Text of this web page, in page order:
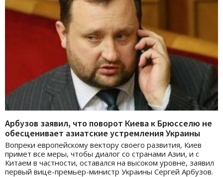
Арбузов заявил, что поворот Киева к Брюсселю не
обесценивает азиатские устремления Украины
Вопреки европейскому вектору своего развития, Киев
примет все меры, чтобы диалог со странами Азии, и с
Китаем в частности, оставался на высоком уровне, заявил
первый вице-премьер-министр Украины Сергей Арбузов.